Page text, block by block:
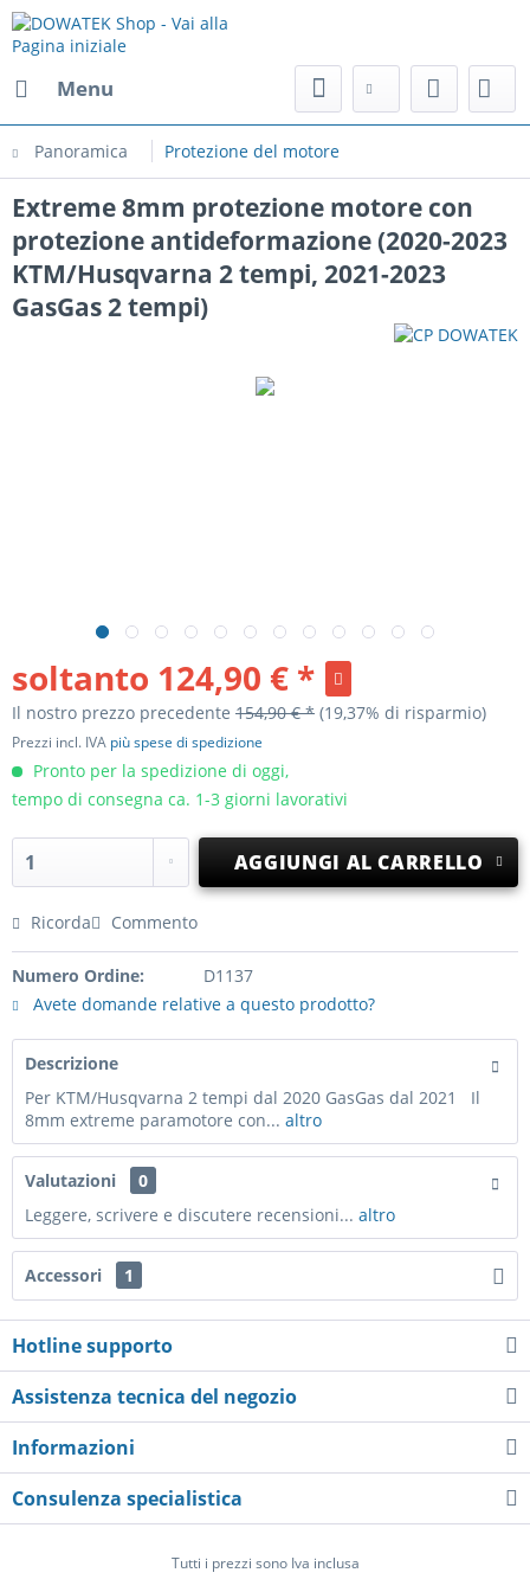
Menu
Panoramica Protezione del motore
Extreme 8mm protezione motore con
protezione antideformazione (2020-2023
KTM/Husqvarna 2 tempi, 2021-2023
GasGas 2 tempi)
soltanto 124,90 € *
Il nostro prezzo precedente 154,90 € * (19,37% di risparmio)
Prezzi incl. IVA più spese di spedizione
Pronto per la spedizione di oggi,
tempo di consegna ca. 1-3 giorni lavorativi
AGGIUNGI AL CARRELLO
Ricorda Commento
Numero Ordine:
D1137
Avete domande relative a questo prodotto?
Descrizione
Per KTM/Husqvarna 2 tempi dal 2020 GasGas dal 2021 Il
8mm extreme paramotore con... altro
Valutazioni
0
Leggere, scrivere e discutere recensioni... altro
Accessori 1
Hotline supporto
Assistenza tecnica del negozio
Informazioni
Consulenza specialistica
Tutti i prezzi sono Iva inclusa